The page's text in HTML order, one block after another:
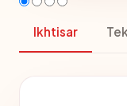
Ikhtisar